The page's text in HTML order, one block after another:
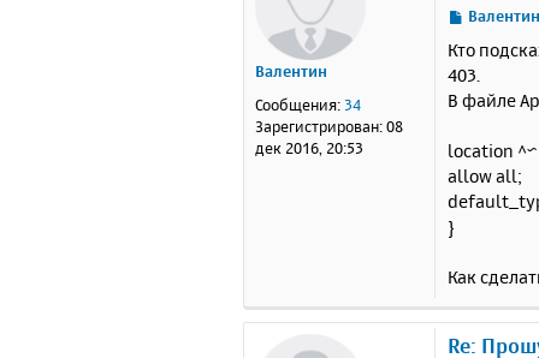
Валентин
Сообщения:34
Зарегистрирован:08
дек 2016, 20:53
С
о
б
щ
н
и
е
Кто
403.
В файле
location
allow all;
}
Как
Re: